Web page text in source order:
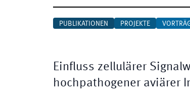
PUBLIKATIONEN PROJEKTE
Einfluss zellulärer
hochpathogener aviärer